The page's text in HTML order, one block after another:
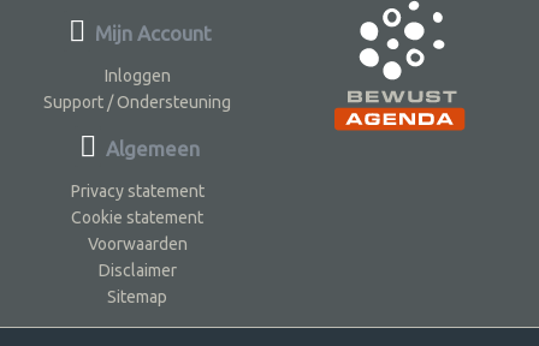
Mijn Account
Inloggen
Support / Ondersteuning
Algemeen
Privacy statement
Cookie statement
Voorwaarden
Disclaimer
Sitemap